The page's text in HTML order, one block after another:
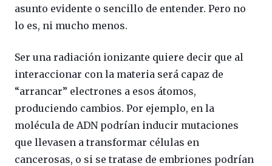
asunto evidente o sencillo de entender. Pero no
lo es, ni mucho menos.
Ser una radiación ionizante quiere decir que al
interaccionar con la materia será capaz de
“arrancar” electrones a esos átomos,
produciendo cambios. Por ejemplo, en la
molécula de ADN podrían inducir mutaciones
que llevasen a transformar células en
cancerosas, o si se tratase de embriones podrían